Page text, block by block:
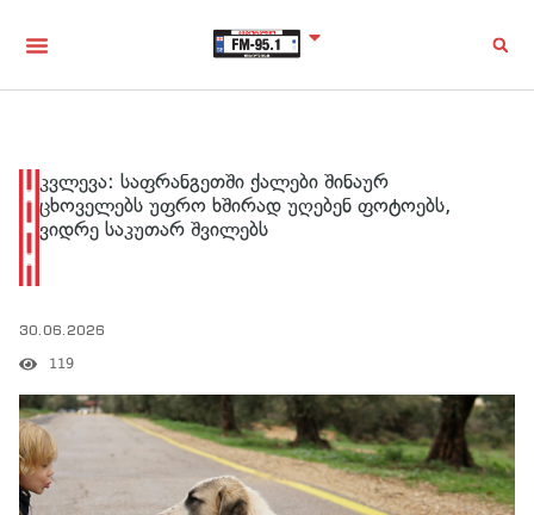
კვლევა: საფრანგეთში ქალები შინაურ
ცხოველებს უფრო ხშირად უღებენ ფოტოებს,
ვიდრე საკუთარ შვილებს
30.06.2026
119